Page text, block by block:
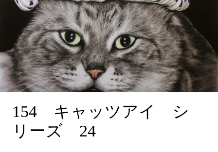
154 キャッツアイ シリーズ 24 F6号相当変則サイ
ズ
154 キャッツアイ シ
リーズ 24